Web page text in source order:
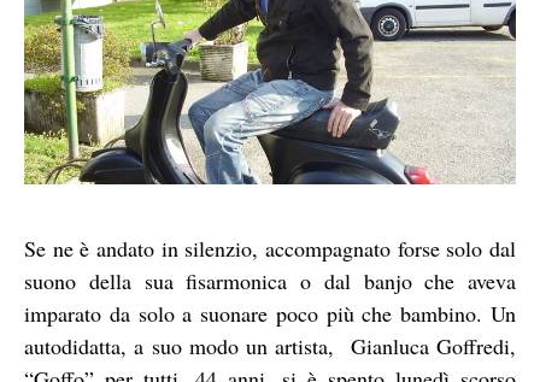
Se ne è andato in silenzio, accompagnato forse solo dal
suono della sua fisarmonica o dal banjo che aveva
imparato da solo a suonare poco più che bambino. Un
autodidatta, a suo modo un artista, Gianluca Goffredi,